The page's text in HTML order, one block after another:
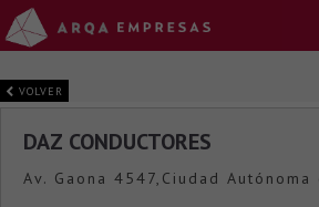
VOLVER
DAZ CONDUCTORES
Av. Gaona 4547,Ciudad